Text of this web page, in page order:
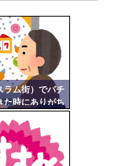
でいいんだよ」
ラム街）でパチ
た時にありがち
ｗｗｗｗｗｗｗ
ｗｗｗｗ